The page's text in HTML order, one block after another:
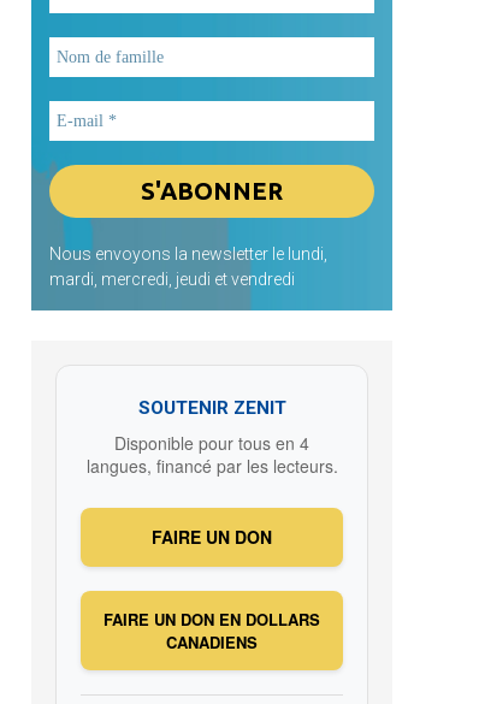
Nous envoyons la newsletter le lundi,
mardi, mercredi, jeudi et vendredi
SOUTENIR ZENIT
Disponible pour tous en 4
langues, financé par les lecteurs.
FAIRE UN DON
FAIRE UN DON EN DOLLARS
CANADIENS